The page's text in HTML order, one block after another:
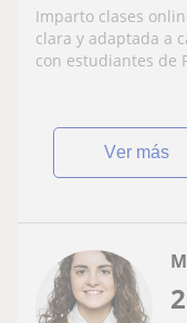
inmersión en
Primaria y ESO.
Imparto clases
clara y adaptada a
con estudiantes de
ver más